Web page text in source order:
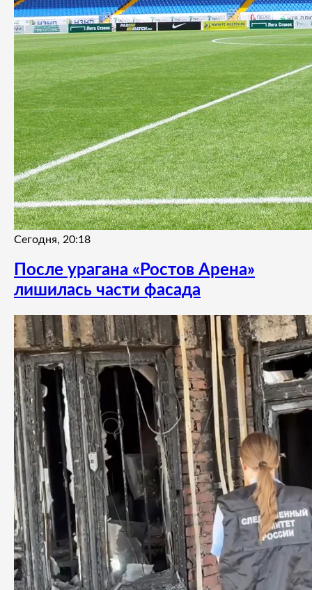
Сегодня, 20:18
После урагана «Ростов Арена»
лишилась части фасада